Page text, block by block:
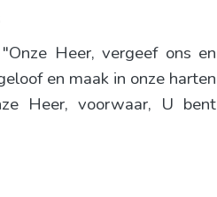
Heer, vergeef ons en
en maak in onze harten
Heer, voorwaar, U bent